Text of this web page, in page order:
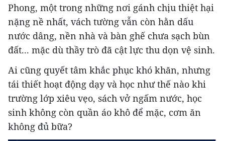
Phong, một trong những nơi gánh chịu thiệt hại
nặng nề nhất, vách tường vẫn còn hằn dấu
nước dâng, nền nhà và bàn ghế chưa sạch bùn
đất... mặc dù thầy trò đã cật lực thu dọn vệ sinh.
Ai cũng quyết tâm khắc phục khó khăn, nhưng
tái thiết hoạt động dạy và học như thế nào khi
trường lớp xiêu vẹo, sách vở ngấm nước, học
sinh không còn quần áo khô để mặc, cơm ăn
không đủ bữa?